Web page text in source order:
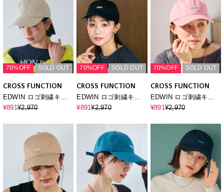
70%OFF SOLD OUT
CROSS FUNCTION
EDWIN ロゴ刺繍キャ
ップ
¥891¥2,970
70%OFF SOLD OUT
CROSS FUNCTION
EDWIN ロゴ刺繍キャ
ップ
¥891¥2,970
70%OFF SOLD OUT
CROSS FUNCTION
EDWIN ロゴ刺繍キャ
ップ
¥891¥2,970